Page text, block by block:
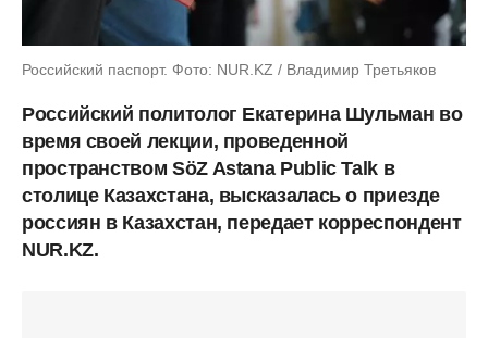
Российский паспорт. Фото: NUR.KZ / Владимир Третьяков
Российский политолог Екатерина Шульман во
время своей лекции, проведенной
пространством SöZ Astana Public Talk в
столице Казахстана, высказалась о приезде
россиян в Казахстан, передает корреспондент
NUR.KZ.